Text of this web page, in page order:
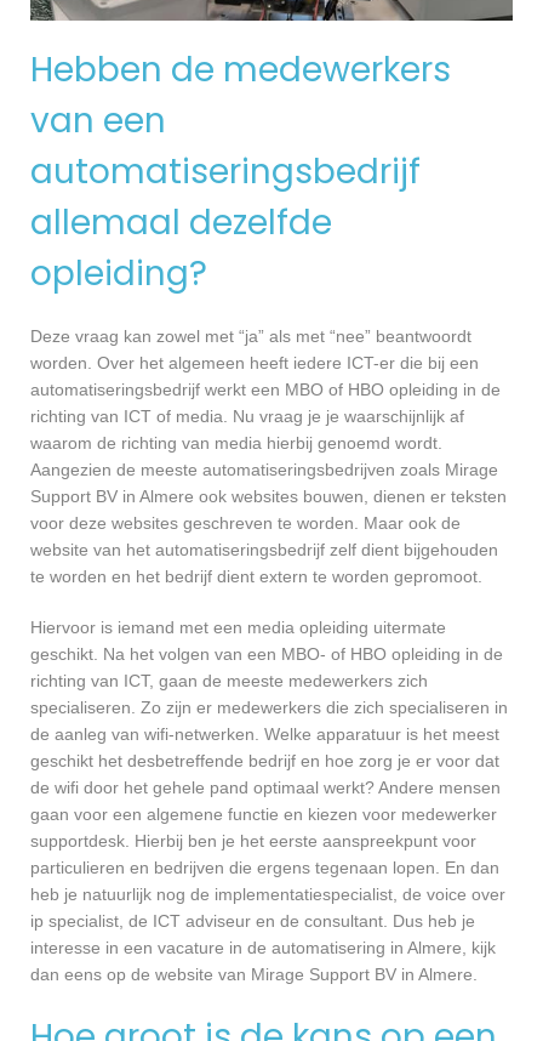
Hebben de medewerkers
van een
automatiseringsbedrijf
allemaal dezelfde
opleiding?
Deze vraag kan zowel met “ja” als met “nee” beantwoordt
worden. Over het algemeen heeft iedere ICT-er die bij een
automatiseringsbedrijf werkt een MBO of HBO opleiding in de
richting van ICT of media. Nu vraag je je waarschijnlijk af
waarom de richting van media hierbij genoemd wordt.
Aangezien de meeste automatiseringsbedrijven zoals Mirage
Support BV in Almere ook websites bouwen, dienen er teksten
voor deze websites geschreven te worden. Maar ook de
website van het automatiseringsbedrijf zelf dient bijgehouden
te worden en het bedrijf dient extern te worden gepromoot.
Hiervoor is iemand met een media opleiding uitermate
geschikt. Na het volgen van een MBO- of HBO opleiding in de
richting van ICT, gaan de meeste medewerkers zich
specialiseren. Zo zijn er medewerkers die zich specialiseren in
de aanleg van wifi-netwerken. Welke apparatuur is het meest
geschikt het desbetreffende bedrijf en hoe zorg je er voor dat
de wifi door het gehele pand optimaal werkt? Andere mensen
gaan voor een algemene functie en kiezen voor medewerker
supportdesk. Hierbij ben je het eerste aanspreekpunt voor
particulieren en bedrijven die ergens tegenaan lopen. En dan
heb je natuurlijk nog de implementatiespecialist, de voice over
ip specialist, de ICT adviseur en de consultant. Dus heb je
interesse in een vacature in de automatisering in Almere, kijk
dan eens op de website van Mirage Support BV in Almere.